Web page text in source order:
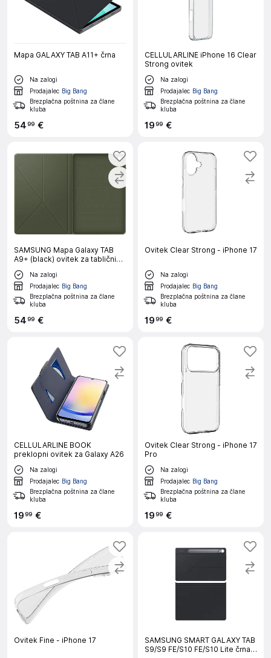
Mapa GALAXY TAB A11+ črna
Na zalogi
Prodajalec Big Bang
Brezplačna poštnina za člane
kluba
5499 €
CELLULARLINE iPhone 16 Clear
Strong ovitek
Na zalogi
Prodajalec Big Bang
Brezplačna poštnina za člane
kluba
1999 €
SAMSUNG Mapa Galaxy TAB
A9+ (black) ovitek za tablični
računalnik
Na zalogi
Prodajalec Big Bang
Brezplačna poštnina za člane
kluba
5499 €
Ovitek Clear Strong - iPhone 17
Na zalogi
Prodajalec Big Bang
Brezplačna poštnina za člane
kluba
1999 €
CELLULARLINE BOOK
preklopni ovitek za Galaxy A26
Na zalogi
Prodajalec Big Bang
Brezplačna poštnina za člane
kluba
1999 €
Ovitek Clear Strong - iPhone 17
Pro
Na zalogi
Prodajalec Big Bang
Brezplačna poštnina za člane
kluba
1999 €
Ovitek Fine - iPhone 17
SAMSUNG SMART GALAXY TAB
S9/S9 FE/S10 FE/S10 Lite črna